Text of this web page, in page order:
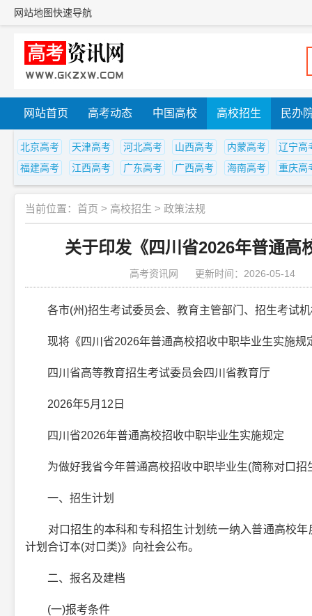
网站地图快速导航
网站首页 高考动态 中国高校 高校招生 民办
北京高考 天津高考 河北高考 山西高考 内蒙高考
辽宁高
福建高考
江西高考 广东高考 广西高考 海南高考 重庆高
当前位置： 首页 > 高校招生 > 政策法规
关于印发《四川省2026年普通高
高考资讯网 更新时间：2026-05-14
各市(州)招生考试委员会、教育主管部门、招生考试机
现将《四川省2026年普通高校招收中职毕业生实施规
四川省高等教育招生考试委员会四川省教育厅
2026年5月12日
四川省2026年普通高校招收中职毕业生实施规定
为做好我省今年普通高校招收中职毕业生(简称对口招
一、招生计划
对口招生的本科和专科招生计划统一纳入普通高校年
计划合订本(对口类)》向社会公布。
二、报名及建档
(一)报考条件